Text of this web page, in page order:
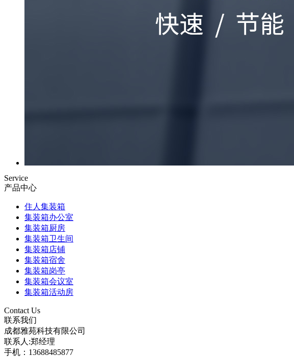
Service
产品中心
住人集装箱
集装箱办公室
集装箱厨房
集装箱卫生间
集装箱店铺
集装箱宿舍
集装箱岗亭
集装箱会议室
集装箱活动房
Contact Us
联系我们
成都雅苑科技有限公司
联系人:郑经理
手机：13688485877